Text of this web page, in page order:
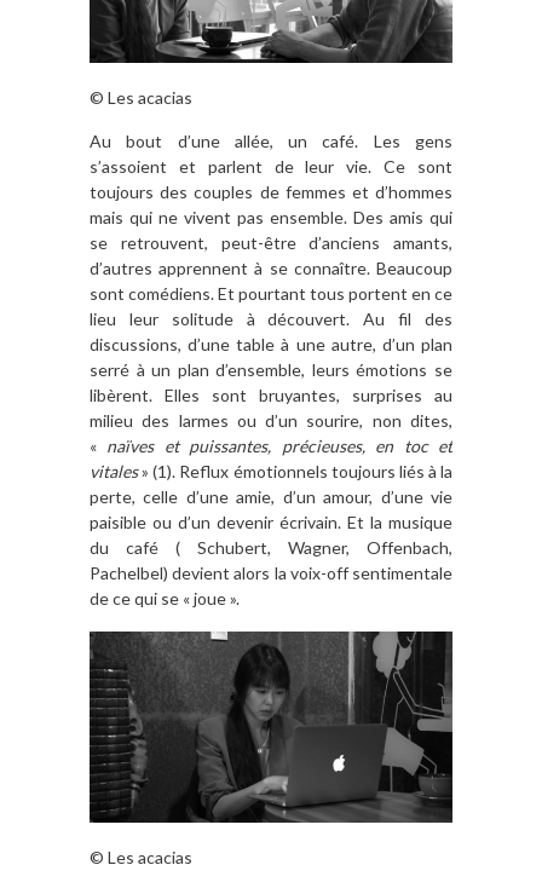
© Les acacias
Au bout d’une allée, un café. Les gens
s’assoient et parlent de leur vie. Ce sont
toujours des couples de femmes et d’hommes
mais qui ne vivent pas ensemble. Des amis qui
se retrouvent, peut-être d’anciens amants,
d’autres apprennent à se connaître. Beaucoup
sont comédiens. Et pourtant tous portent en ce
lieu leur solitude à découvert. Au fil des
discussions, d’une table à une autre, d’un plan
serré à un plan d’ensemble, leurs émotions se
libèrent. Elles sont bruyantes, surprises au
milieu des larmes ou d’un sourire, non dites,
« naïves et puissantes, précieuses, en toc et
vitales»(1). Reflux émotionnels toujours liés à la
perte, celle d’une amie, d’un amour, d’une vie
paisible ou d’un devenir écrivain. Et la musique
du café ( Schubert, Wagner, Offenbach,
Pachelbel) devient alors la voix-off sentimentale
de ce qui se « joue ».
© Les acacias